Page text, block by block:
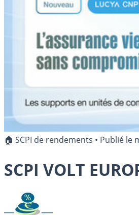
🏠 SCPI de rendements • Publié le
SCPI VOLT